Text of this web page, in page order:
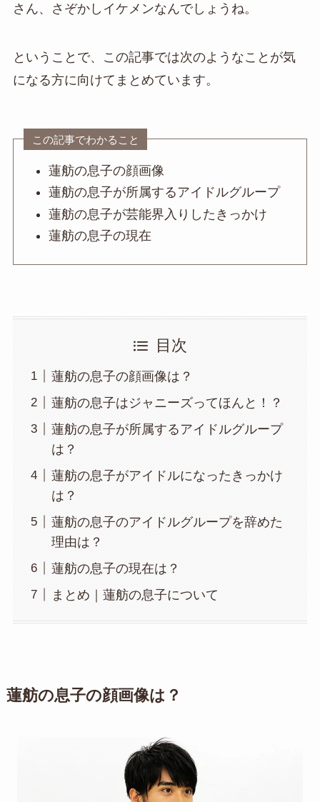
さん、さぞかしイケメンなんでしょうね。
ということで、この記事では次のようなことが気
になる方に向けてまとめています。
この記事でわかること
蓮舫の息子の顔画像
蓮舫の息子が所属するアイドルグループ
蓮舫の息子が芸能界入りしたきっかけ
蓮舫の息子の現在
目次
蓮舫の息子の顔画像は？
蓮舫の息子はジャニーズってほんと！？
蓮舫の息子が所属するアイドルグループ
は？
蓮舫の息子がアイドルになったきっかけ
は？
蓮舫の息子のアイドルグループを辞めた
理由は？
蓮舫の息子の現在は？
まとめ｜蓮舫の息子について
蓮舫の息子の顔画像は？